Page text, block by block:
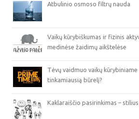
Atbulinio osmoso filtrų nauda
Vaikų kūrybiškumas ir fizinis
medinėse žaidimų aikštelėse
Tėvų vaidmuo vaikų
tinkamiausią būrelį?
Kaklaraiščio pasirinkimas –